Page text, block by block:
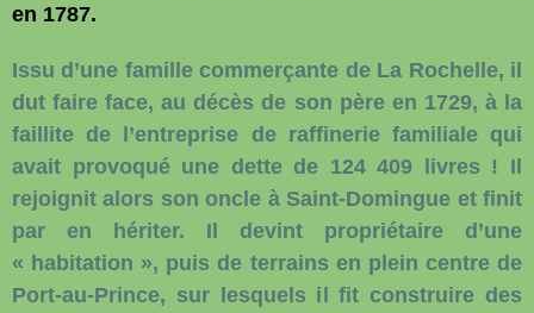
en 1787.
Issu d’une famille commerçante de La Rochelle, il
dut faire face, au décès de son père en 1729, à la
faillite de l’entreprise de raffinerie familiale qui
avait provoqué une dette de 124 409 livres ! Il
rejoignit alors son oncle à Saint-Domingue et finit
par en hériter. Il devint propriétaire d’une
« habitation », puis de terrains en plein centre de
Port-au-Prince, sur lesquels il fit construire des